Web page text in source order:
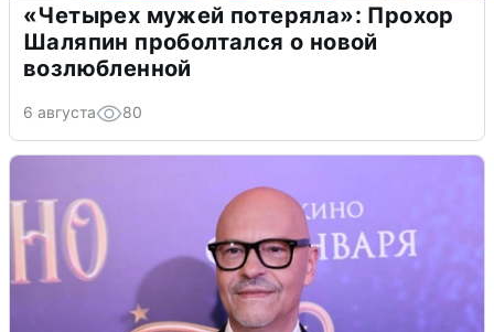
«Четырех мужей потеряла»: Прохор
Шаляпин проболтался о новой
возлюбленной
6 августа 80